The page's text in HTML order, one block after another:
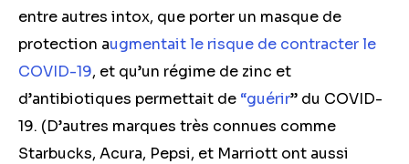
entre autres intox, que porter un masque de
protection augmentait le risque de contracter le
COVID-19, et qu’un régime de zinc et
d’antibiotiques permettait de “guérir” du COVID-
19. (D’autres marques très connues comme
Starbucks, Acura, Pepsi, et Marriott ont aussi